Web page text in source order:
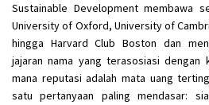
Sustainable Development membawa
University of Oxford, University of
hingga Harvard Club Boston dan
jajaran nama yang terasosiasi
mana reputasi adalah mata uang
satu pertanyaan paling mendasar: